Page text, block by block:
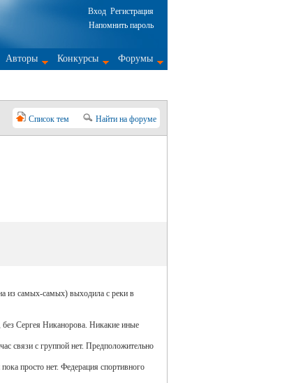
Вход Регистрация
Напомнить пароль
Авторы Конкурсы Форумы
Список тем Найти на форуме
из самых-самых) выходила с реки в
без Сергея Никанорова. Никакие иные
связи с группой нет. Предположительно
просто нет. Федерация спортивного